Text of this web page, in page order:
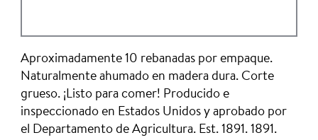
Aproximadamente 10 rebanadas por empaque.
Naturalmente ahumado en madera dura. Corte
grueso. ¡Listo para comer! Producido e
inspeccionado en Estados Unidos y aprobado por
el Departamento de Agricultura. Est. 1891. 1891.